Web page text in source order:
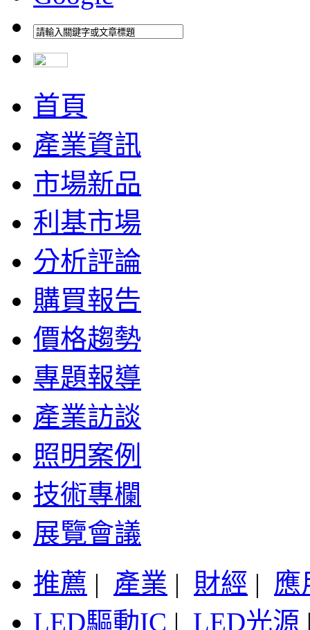
首頁
產業資訊
市場新品
利基市場
分析評論
購買報告
價格趨勢
專題報導
產業訪談
照明案例
技術專欄
展覽會議
推薦 | 產業 | 財經 | 應
LED驅動IC | LED光源